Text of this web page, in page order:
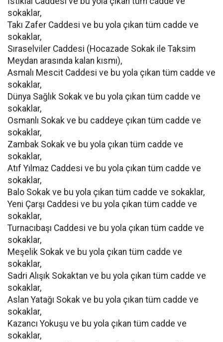
sokaklar,
Takı Zafer Caddesi ve bu yola çıkan tüm cadde ve
sokaklar,
Sıraselviler Caddesi (Hocazade Sokak ile Taksim
Meydan arasında kalan kısmı),
Asmalı Mescit Caddesi ve bu yola çıkan tüm cadde ve
sokaklar,
Dünya Sağlık Sokak ve bu yola çıkan tüm cadde ve
sokaklar,
Osmanlı Sokak ve bu caddeye çıkan tüm cadde ve
sokaklar,
Zambak Sokak ve bu yola çıkan tüm cadde ve
sokaklar,
Atıf Yılmaz Caddesi ve bu yola çıkan tüm cadde ve
sokaklar,
Balo Sokak ve bu yola çıkan tüm cadde ve sokaklar,
Yeni Çarşı Caddesi ve bu yola çıkan tüm cadde ve
sokaklar,
Turnacıbaşı Caddesi ve bu yola çıkan tüm cadde ve
sokaklar,
Meşelik Sokak ve bu yola çıkan tüm cadde ve
sokaklar,
Sadri Alışık Sokaktan ve bu yola çıkan tüm cadde ve
sokaklar,
Aslan Yatağı Sokak ve bu yola çıkan tüm cadde ve
sokaklar,
Kazancı Yokuşu ve bu yola çıkan tüm cadde ve
sokaklar,